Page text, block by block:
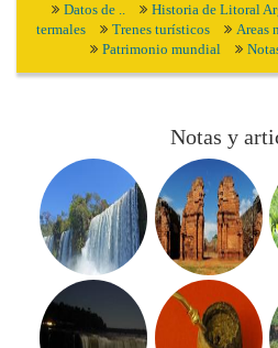
Datos de .. Historia de Litoral
termales
Trenes turísticos
Areas
Patrimonio mundial
Notas y